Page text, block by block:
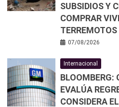
SUBSIDIOS Y
COMPRAR
TERREMOTOS
07/08/2026
Internacional
BLOOMBERG:
EVALÚA
CONSIDERA